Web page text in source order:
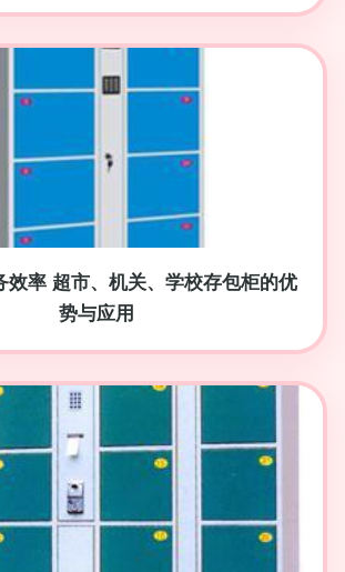
效率 超市、机关、学校存包柜的优
势与应用